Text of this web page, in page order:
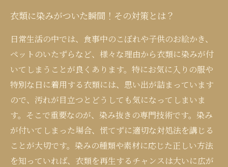
衣類に染みがついた瞬間！その対策とは？
日常生活の中では、食事中のこぼれや子供のお絵かき、
ペットのいたずらなど、様々な理由から衣類に染みが付
いてしまうことが良くあります。特にお気に入りの服や
特別な日に着用する衣類には、思い出が詰まっています
ので、汚れが目立つとどうしても気になってしまいま
す。そこで重要なのが、染み抜きの専門技術です。染み
が付いてしまった場合、慌てずに適切な対処法を講じる
ことが大切です。染みの種類や素材に応じた正しい方法
を知っていれば、衣類を再生するチャンスは大いに広が